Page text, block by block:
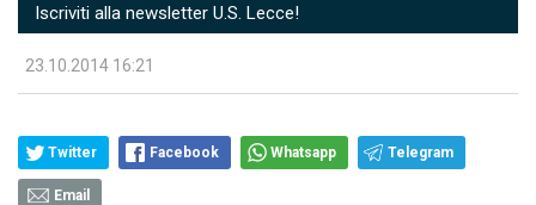
Iscriviti alla newsletter U.S. Lecce!
23.10.2014 16:21
Twitter Facebook Whatsapp Telegram
Email